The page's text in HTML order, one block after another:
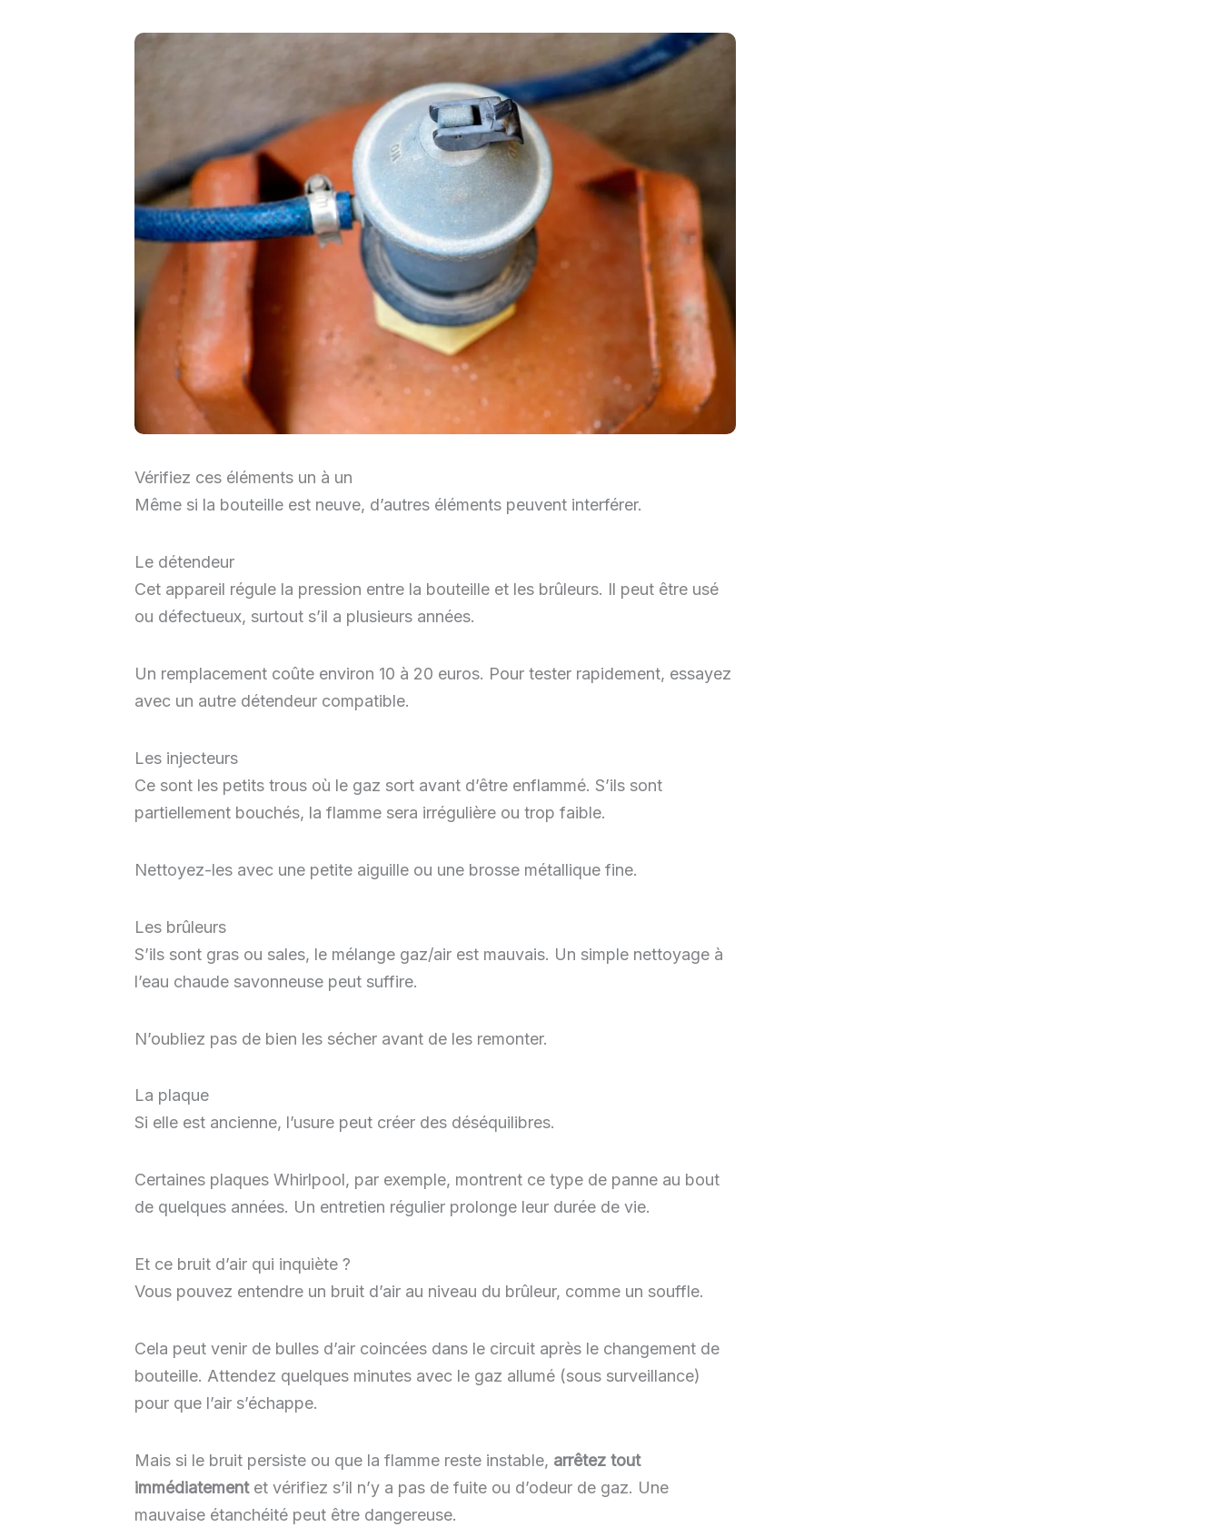
Vérifiez ces éléments un à un
Même si la bouteille est neuve, d’autres éléments peuvent interférer.
Le détendeur
Cet appareil régule la pression entre la bouteille et les brûleurs. Il peut être usé
ou défectueux, surtout s’il a plusieurs années.
Un remplacement coûte environ 10 à 20 euros. Pour tester rapidement, essayez
avec un autre détendeur compatible.
Les injecteurs
Ce sont les petits trous où le gaz sort avant d’être enflammé. S’ils sont
partiellement bouchés, la flamme sera irrégulière ou trop faible.
Nettoyez-les avec une petite aiguille ou une brosse métallique fine.
Les brûleurs
S’ils sont gras ou sales, le mélange gaz/air est mauvais. Un simple nettoyage à
l’eau chaude savonneuse peut suffire.
N’oubliez pas de bien les sécher avant de les remonter.
La plaque
Si elle est ancienne, l’usure peut créer des déséquilibres.
Certaines plaques Whirlpool, par exemple, montrent ce type de panne au bout
de quelques années. Un entretien régulier prolonge leur durée de vie.
Et ce bruit d’air qui inquiète ?
Vous pouvez entendre un bruit d’air au niveau du brûleur, comme un souffle.
Cela peut venir de bulles d’air coincées dans le circuit après le changement de
bouteille. Attendez quelques minutes avec le gaz allumé (sous surveillance)
pour que l’air s’échappe.
Mais si le bruit persiste ou que la flamme reste instable, arrêtez tout
immédiatementet vérifiez s’il n’y a pas de fuite ou d’odeur de gaz. Une
mauvaise étanchéité peut être dangereuse.